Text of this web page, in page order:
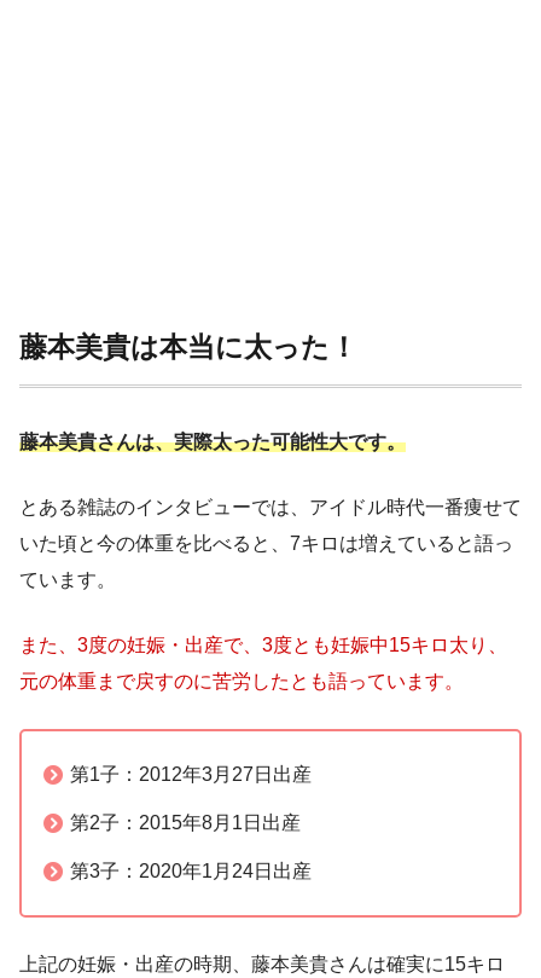
藤本美貴は本当に太った！
藤本美貴さんは、実際太った可能性大です。
とある雑誌のインタビューでは、アイドル時代一番痩せて
いた頃と今の体重を比べると、7キロは増えていると語っ
ています。
また、3度の妊娠・出産で、3度とも妊娠中15キロ太り、
元の体重まで戻すのに苦労したとも語っています。
第1子：2012年3月27日出産
第2子：2015年8月1日出産
第3子：2020年1月24日出産
上記の妊娠・出産の時期、藤本美貴さんは確実に15キロ